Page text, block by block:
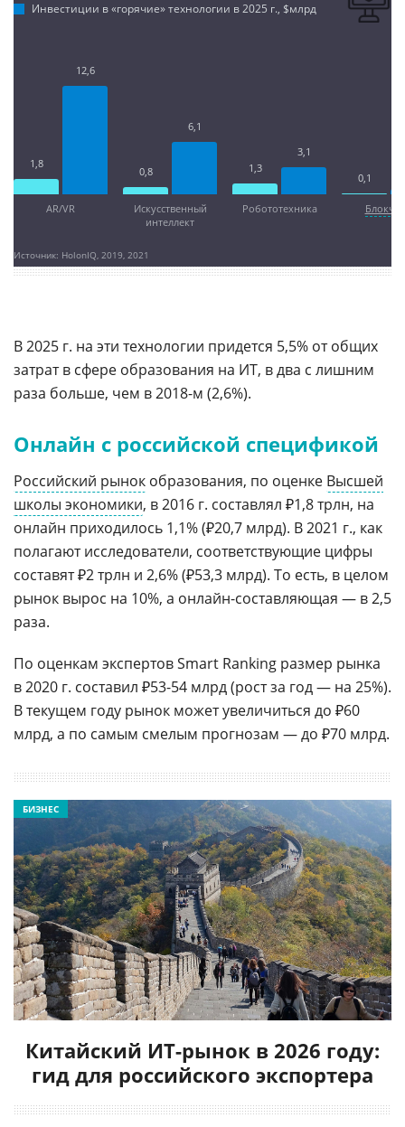
Инвестиции в «горячие» технологии в 2025 г., $млрд
1,8
12,6
AR/VR
0,8
6,1
Искусственный
интеллект
1,3
3,1
Робототехника
0,1
Источник: HolonIQ, 2019, 2021
В 2025 г. на эти технологии придется 5,5% от общих
затрат в сфере образования на ИТ, в два с лишним
раза больше, чем в 2018-м (2,6%).
Онлайн с российской спецификой
Российский рынок образования, по оценке Высшей
школы экономики, в 2016 г. составлял ₽1,8 трлн, на
онлайн приходилось 1,1% (₽20,7 млрд). В 2021 г., как
полагают исследователи, соответствующие цифры
составят ₽2 трлн и 2,6% (₽53,3 млрд). То есть, в целом
рынок вырос на 10%, а онлайн-составляющая — в 2,5
раза.
По оценкам экспертов Smart Ranking размер рынка
в 2020 г. составил ₽53-54 млрд (рост за год — на 25%).
В текущем году рынок может увеличиться до ₽60
млрд, а по самым смелым прогнозам — до ₽70 млрд.
Китайский ИТ-рынок в 2026 году:
гид для российского экспортера
БИЗНЕС